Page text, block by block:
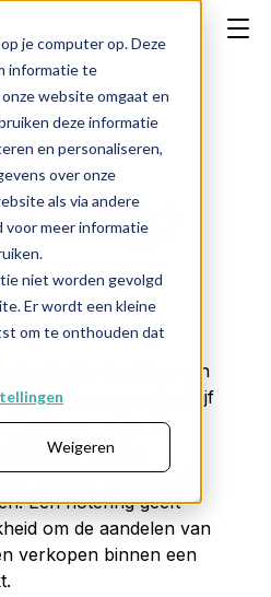
je computer op. Deze
informatie te
website omgaat en
deze informatie
en personaliseren,
over onze
als via andere
voor meer informatie
niet worden gevolgd
Er wordt een kleine
om te onthouden dat
Weigeren
de officiële toelating van
effecten van een bedrijf
Zodra een effect is
worden
volgens de geldende
Een notering geeft
om de aandelen van
verkopen binnen een